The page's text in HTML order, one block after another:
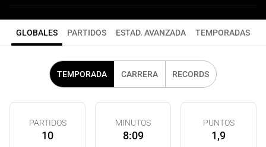
GLOBALES PARTIDOS ESTAD. AVANZADA TEMPORADAS
TEMPORADA CARRERA RECORDS
PARTIDOS
10
MINUTOS
8:09
PUNTOS
1,9